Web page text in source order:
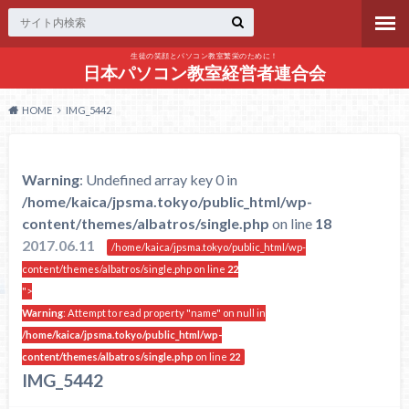
生徒の笑顔とパソコン教室繁栄のために！
日本パソコン教室経営者連合会
HOME IMG_5442
Warning: Undefined array key 0 in
/home/kaica/jpsma.tokyo/public_html/wp-
content/themes/albatros/single.php on line 18
2017.06.11
/home/kaica/jpsma.tokyo/public_html/wp-
content/themes/albatros/single.php on line 22
">
Warning: Attempt to read property "name" on null in
/home/kaica/jpsma.tokyo/public_html/wp-
content/themes/albatros/single.php on line 22
IMG_5442